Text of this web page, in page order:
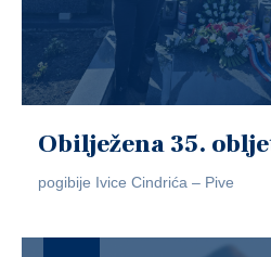
Obilježena 35.
pogibije Ivice Cindrića – Pive